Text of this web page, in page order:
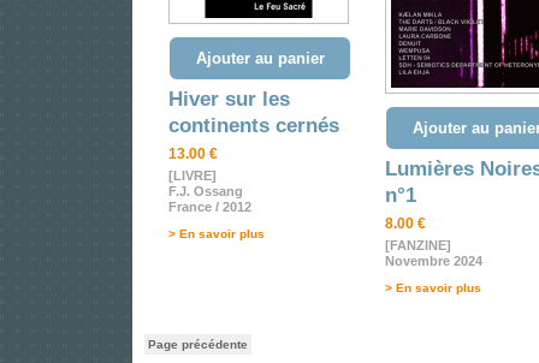
Ajouter au panier
Hiver sur les
continents cernés
13.00 €
[LIVRE]
F.J. Ossang
France / 2012
> En savoir plus
Ajouter au
Lumières
n°1
8.00 €
[FANZINE]
Novembre 2024
> En savoir plus
Page précédente